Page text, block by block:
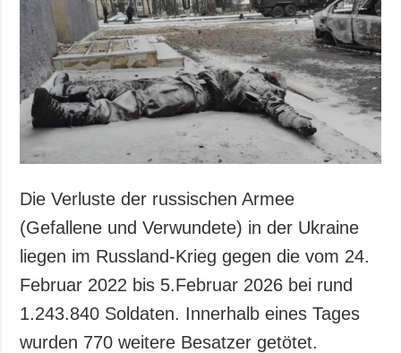
Die Verluste der russischen Armee
(Gefallene und Verwundete) in der Ukraine
liegen im Russland-Krieg gegen die vom 24.
Februar 2022 bis 5.Februar 2026 bei rund
1.243.840 Soldaten. Innerhalb eines Tages
wurden 770 weitere Besatzer getötet.